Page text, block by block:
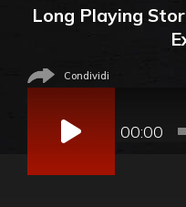
Long Playing
Condividi
00:00